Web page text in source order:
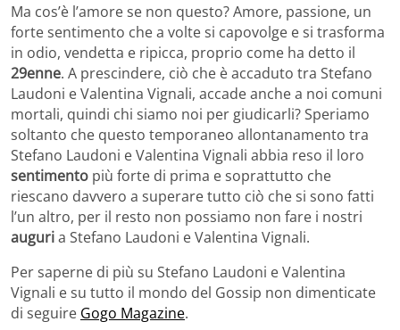
Ma cos’è l’amore se non questo? Amore, passione, un
forte sentimento che a volte si capovolge e si trasforma
in odio, vendetta e ripicca, proprio come ha detto il
29enne. A prescindere, ciò che è accaduto tra Stefano
Laudoni e Valentina Vignali, accade anche a noi comuni
mortali, quindi chi siamo noi per giudicarli? Speriamo
soltanto che questo temporaneo allontanamento tra
Stefano Laudoni e Valentina Vignali abbia reso il loro
sentimento più forte di prima e soprattutto che
riescano davvero a superare tutto ciò che si sono fatti
l’un altro, per il resto non possiamo non fare i nostri
auguria Stefano Laudoni e Valentina Vignali.
Per saperne di più su Stefano Laudoni e Valentina
Vignali e su tutto il mondo del Gossip non dimenticate
di seguire Gogo Magazine.